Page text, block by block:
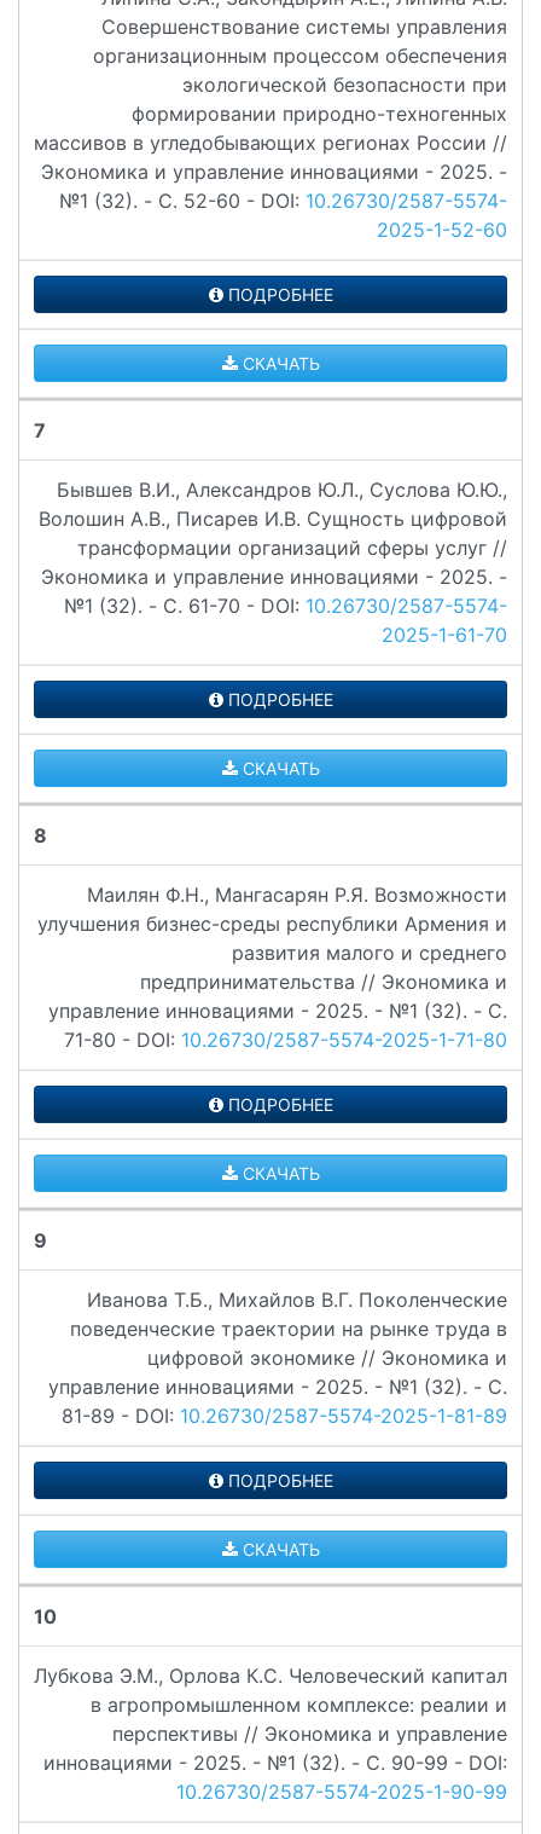
Совершенствование системы управления
организационным процессом обеспечения
экологической безопасности при
формировании природно-техногенных
массивов в угледобывающих регионах России //
Экономика и управление инновациями - 2025. -
№1 (32). - C. 52-60 - DOI: 10.26730/2587-5574-
2025-1-52-60
ПОДРОБНЕЕ
СКАЧАТЬ
7
Бывшев В.И., Александров Ю.Л., Суслова Ю.Ю.,
Волошин А.В., Писарев И.В. Сущность цифровой
трансформации организаций сферы услуг //
Экономика и управление инновациями - 2025. -
№1 (32). - C. 61-70 - DOI: 10.26730/2587-5574-
2025-1-61-70
ПОДРОБНЕЕ
СКАЧАТЬ
8
Маилян Ф.Н., Мангасарян Р.Я. Возможности
улучшения бизнес-среды республики Армения и
развития малого и среднего
предпринимательства // Экономика и
управление инновациями - 2025. - №1 (32). - C.
71-80 - DOI: 10.26730/2587-5574-2025-1-71-80
ПОДРОБНЕЕ
СКАЧАТЬ
9
Иванова Т.Б., Михайлов В.Г. Поколенческие
поведенческие траектории на рынке труда в
цифровой экономике // Экономика и
управление инновациями - 2025. - №1 (32). - C.
81-89 - DOI: 10.26730/2587-5574-2025-1-81-89
ПОДРОБНЕЕ
СКАЧАТЬ
10
Лубкова Э.М., Орлова К.С. Человеческий капитал
в агропромышленном комплексе: реалии и
перспективы // Экономика и управление
инновациями - 2025. - №1 (32). - C. 90-99 - DOI:
10.26730/2587-5574-2025-1-90-99